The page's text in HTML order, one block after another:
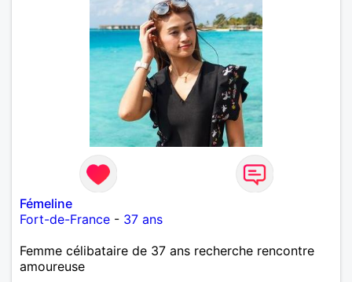
Fémeline
Fort-de-France - 37 ans
Femme célibataire de 37 ans recherche rencontre
amoureuse